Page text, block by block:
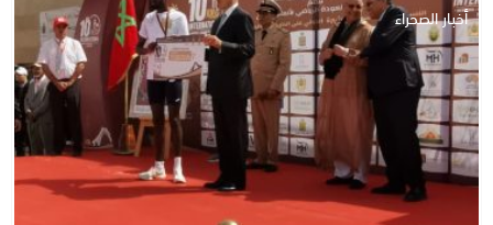
أخبار الصحراء